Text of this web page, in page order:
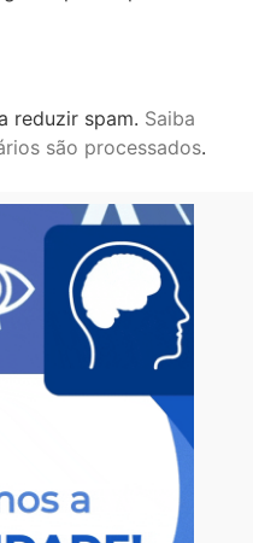
reduzir spam. Saiba
são processados.